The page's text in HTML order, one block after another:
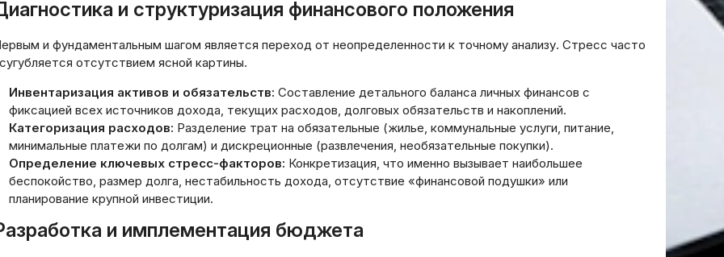
и структуризация финансового положения
и фундаментальным шагом является переход от неопределенности к точному анализу. Стресс часто
отсутствием ясной картины.
Инвентаризация активов и обязательств: Составление детального баланса личных финансов с
фиксацией всех источников дохода, текущих расходов, долговых обязательств и накоплений.
Категоризация расходов: Разделение трат на обязательные (жилье, коммунальные услуги, питание,
минимальные платежи по долгам) и дискреционные (развлечения, необязательные покупки).
Определение ключевых стресс-факторов: Конкретизация, что именно вызывает наибольшее
беспокойство, размер долга, нестабильность дохода, отсутствие «финансовой подушки» или
планирование крупной инвестиции.
и имплементация бюджета